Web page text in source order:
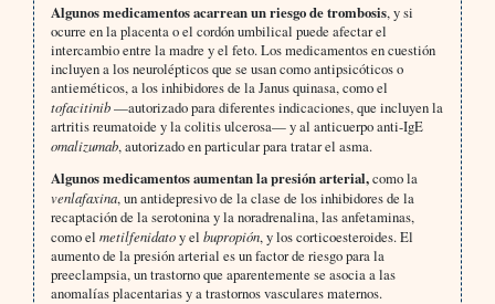
Algunos medicamentos acarrean un riesgo de trombosis, y si
ocurre en la placenta o el cordón umbilical puede afectar el
intercambio entre la madre y el feto. Los medicamentos en cuestión
incluyen a los neurolépticos que se usan como antipsicóticos o
antieméticos, a los inhibidores de la Janus quinasa, como el
tofacitinib—autorizado para diferentes indicaciones, que incluyen la
artritis reumatoide y la colitis ulcerosa— y al anticuerpo anti-IgE
omalizumab, autorizado en particular para tratar el asma.
Algunos medicamentos aumentan la presión arterial,como la
venlafaxina, un antidepresivo de la clase de los inhibidores de la
recaptación de la serotonina y la noradrenalina, las anfetaminas,
como el metilfenidatoy el bupropión, y los corticoesteroides. El
aumento de la presión arterial es un factor de riesgo para la
preeclampsia, un trastorno que aparentemente se asocia a las
anomalías placentarias y a trastornos vasculares maternos.